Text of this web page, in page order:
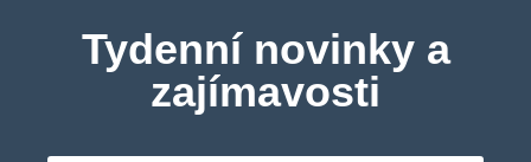
Tydenní novinky a
zajímavosti